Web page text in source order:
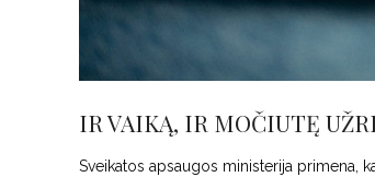
IR VAIKĄ, IR MOČIUTĘ
Sveikatos apsaugos ministerija primena,